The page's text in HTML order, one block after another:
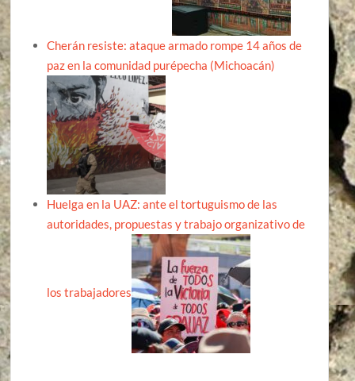
Cherán resiste: ataque armado rompe 14 años de
paz en la comunidad purépecha (Michoacán)
Huelga en la UAZ: ante el tortuguismo de las
autoridades, propuestas y trabajo organizativo de
los trabajadores